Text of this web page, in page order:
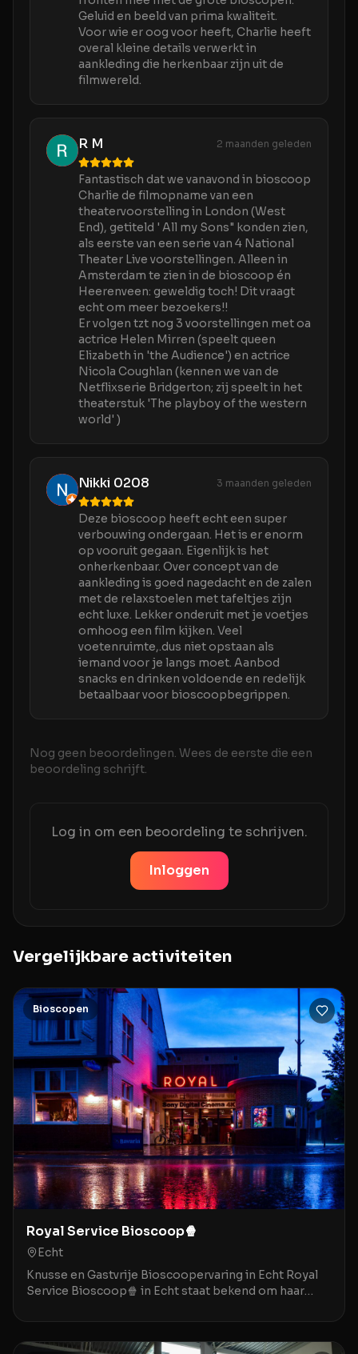
Geluid en beeld van prima kwaliteit.
Voor wie er oog voor heeft, Charlie heeft
overal kleine details verwerkt in
aankleding die herkenbaar zijn uit de
filmwereld.
R M 2 maanden geleden
Fantastisch dat we vanavond in bioscoop
Charlie de filmopname van een
theatervoorstelling in London (West
End), getiteld ' All my Sons" konden zien,
als eerste van een serie van 4 National
Theater Live voorstellingen. Alleen in
Amsterdam te zien in de bioscoop én
Heerenveen: geweldig toch! Dit vraagt
echt om meer bezoekers!!
Er volgen tzt nog 3 voorstellingen met oa
actrice Helen Mirren (speelt queen
Elizabeth in 'the Audience') en actrice
Nicola Coughlan (kennen we van de
Netflixserie Bridgerton; zij speelt in het
theaterstuk 'The playboy of the western
world' )
Nikki 0208 3 maanden geleden
Deze bioscoop heeft echt een super
verbouwing ondergaan. Het is er enorm
op vooruit gegaan. Eigenlijk is het
onherkenbaar. Over concept van de
aankleding is goed nagedacht en de zalen
met de relaxstoelen met tafeltjes zijn
echt luxe. Lekker onderuit met je voetjes
omhoog een film kijken. Veel
voetenruimte,.dus niet opstaan als
iemand voor je langs moet. Aanbod
snacks en drinken voldoende en redelijk
betaalbaar voor bioscoopbegrippen.
Nog geen beoordelingen. Wees de eerste die een
beoordeling schrijft.
Log in om een beoordeling te schrijven.
Inloggen
Vergelijkbare activiteiten
Bioscopen
Royal Service Bioscoop🍿
Echt
Knusse en Gastvrije Bioscoopervaring in Echt Royal
Service Bioscoop🍿 in Echt staat bekend om haar